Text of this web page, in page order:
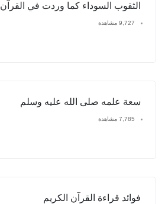
الثقوب السوداء كما وردت في القرآن
9,727 مشاهدة
سعة علمه صلى الله عليه وسلم
7,785 مشاهدة
فوائد قراءة القرآن الكريم